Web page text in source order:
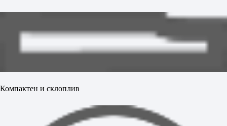
Компактен и склоплив